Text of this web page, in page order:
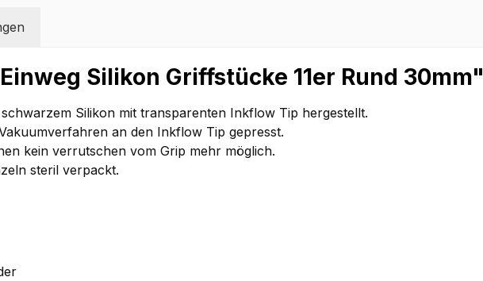
Silikon Griffstücke 11er Rund 30mm"
Silikon mit transparenten Inkflow Tip hergestellt.
an den Inkflow Tip gepresst.
kein verrutschen vom Grip mehr möglich.
steril verpackt.